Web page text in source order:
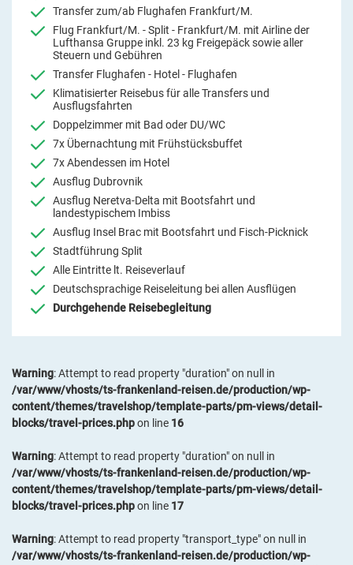
Transfer zum/ab Flughafen Frankfurt/M.
Flug Frankfurt/M. - Split - Frankfurt/M. mit Airline der
Lufthansa Gruppe inkl. 23 kg Freigepäck sowie aller
Steuern und Gebühren
Transfer Flughafen - Hotel - Flughafen
Klimatisierter Reisebus für alle Transfers und
Ausflugsfahrten
Doppelzimmer mit Bad oder DU/WC
7x Übernachtung mit Frühstücksbuffet
7x Abendessen im Hotel
Ausflug Dubrovnik
Ausflug Neretva-Delta mit Bootsfahrt und
landestypischem Imbiss
Ausflug Insel Brac mit Bootsfahrt und Fisch-Picknick
Stadtführung Split
Alle Eintritte lt. Reiseverlauf
Deutschsprachige Reiseleitung bei allen Ausflügen
Durchgehende Reisebegleitung
Warning: Attempt to read property "duration" on null in
/var/www/vhosts/ts-frankenland-reisen.de/production/wp-
content/themes/travelshop/template-parts/pm-views/detail-
blocks/travel-prices.phpon line 16
Warning: Attempt to read property "duration" on null in
/var/www/vhosts/ts-frankenland-reisen.de/production/wp-
content/themes/travelshop/template-parts/pm-views/detail-
blocks/travel-prices.phpon line 17
Warning: Attempt to read property "transport_type" on null in
/var/www/vhosts/ts-frankenland-reisen.de/production/wp-